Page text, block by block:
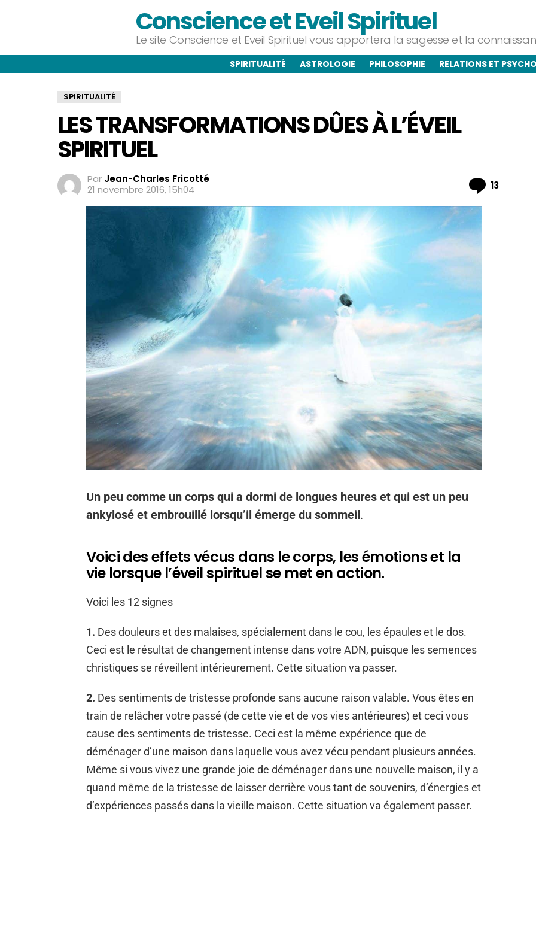
Conscience et Eveil Spirituel
Le site Conscience et Eveil Spirituel vous apportera la sagesse et la
SPIRITUALITÉ ASTROLOGIE PHILOSOPHIE RELATIONS ET
SPIRITUALITÉ
LES TRANSFORMATIONS DÛES À L’ÉVEIL
SPIRITUEL
Par Jean-Charles Fricotté
21 novembre 2016, 15h04
13
Un peu comme un corps qui a dormi de longues heures et qui est un peu
ankylosé et embrouillé lorsqu’il émerge du sommeil.
Voici des effets vécus dans le corps, les émotions et la
vie lorsque l’éveil spirituel se met en action.
Voici les 12 signes
1. Des douleurs et des malaises, spécialement dans le cou, les épaules et le dos.
Ceci est le résultat de changement intense dans votre ADN, puisque les semences
christiques se réveillent intérieurement. Cette situation va passer.
2. Des sentiments de tristesse profonde sans aucune raison valable. Vous êtes en
train de relâcher votre passé (de cette vie et de vos vies antérieures) et ceci vous
cause des sentiments de tristesse. Ceci est la même expérience que de
déménager d’une maison dans laquelle vous avez vécu pendant plusieurs années.
Même si vous vivez une grande joie de déménager dans une nouvelle maison, il y a
quand même de la tristesse de laisser derrière vous tant de souvenirs, d’énergies et
d’expériences passés dans la vieille maison. Cette situation va également passer.